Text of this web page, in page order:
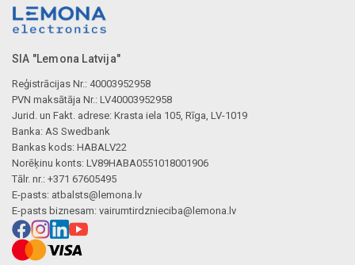
Mākslīgā intelekta apraksts
SIA "Lemona Latvija"
Reģistrācijas Nr.: 40003952958
PVN maksātāja Nr.: LV40003952958
Jurid. un Fakt. adrese: Krasta iela 105, Rīga, LV-1019
Banka: AS Swedbank
Bankas kods: HABALV22
Norēķinu konts: LV89HABA0551018001906
Tālr. nr.: +371 67605495
E-pasts: atbalsts@lemona.lv
E-pasts biznesam: vairumtirdznieciba@lemona.lv